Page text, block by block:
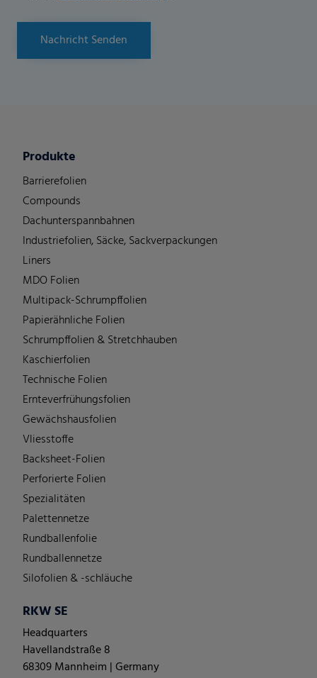
Nachricht Senden
Produkte
Barrierefolien
Compounds
Dachunterspannbahnen
Industriefolien, Säcke, Sackverpackungen
Liners
MDO Folien
Multipack-Schrumpffolien
Papierähnliche Folien
Schrumpffolien & Stretchhauben
Kaschierfolien
Technische Folien
Ernteverfrühungsfolien
Gewächshausfolien
Vliesstoffe
Backsheet-Folien
Perforierte Folien
Spezialitäten
Palettennetze
Rundballenfolie
Rundballennetze
Silofolien & -schläuche
RKW SE
Headquarters
Havellandstraße 8
68309 Mannheim | Germany